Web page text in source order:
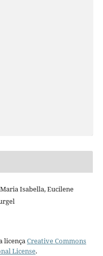
Isabella, Eucilene
licençaCreative Commons
License.